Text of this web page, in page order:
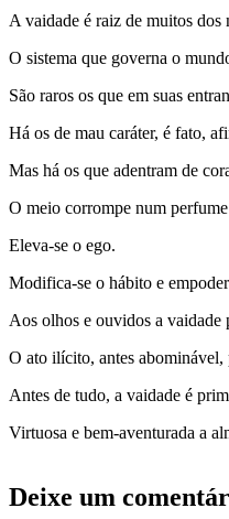
Telegram
A vaidade é raiz de muitos
O sistema que governa o
São raros os que em suas
Há os de mau caráter, é fato,
Mas há os que adentram de
O meio corrompe num
Eleva-se o ego.
Modifica-se o hábito e
Aos olhos e ouvidos a vaidade
O ato ilícito, antes abominável,
Antes de tudo, a vaidade é
Virtuosa e bem-aventurada a
Deixe um